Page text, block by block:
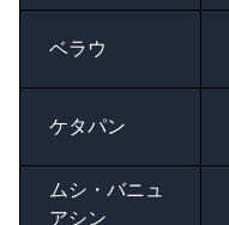
ベラウ
ケタパン
ムシ・バニュ
アシン